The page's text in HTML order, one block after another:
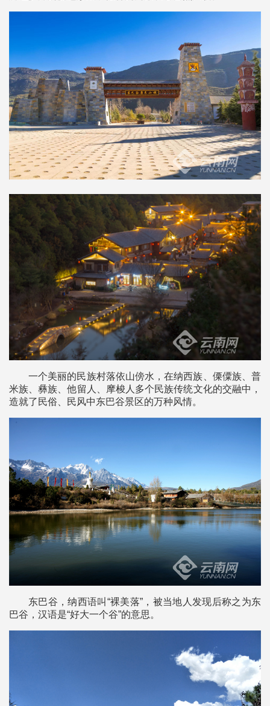
一个美丽的民族村落依山傍水，在纳西族、傈僳族、普
米族、彝族、他留人、摩梭人多个民族传统文化的交融中，
造就了民俗、民风中东巴谷景区的万种风情。
东巴谷，纳西语叫“裸美落”，被当地人发现后称之为东
巴谷，汉语是“好大一个谷”的意思。